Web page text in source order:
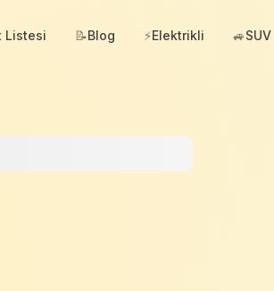
Listesi 📝Blog ⚡Elektrikli 🚙SUV